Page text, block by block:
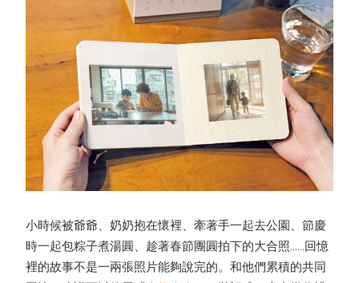
小時候被爺爺、奶奶抱在懷裡、牽著手一起去公園、節慶
時一起包粽子煮湯圓、趁著春節團圓拍下的大合照......回憶
裡的故事不是一兩張照片能夠說完的。和他們累積的共同